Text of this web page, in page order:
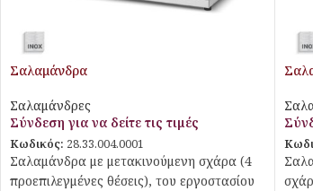
Σαλαμάνδρα
Σαλαμάνδρες
Σύνδεση για να δείτε τις τιμές
Κωδικός: 28.33.004.0001
Σαλαμάνδρα με μετακινούμενη σχάρα (4
προεπιλεγμένες θέσεις), του εργοστασίου